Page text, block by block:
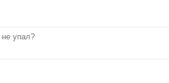
не упал?